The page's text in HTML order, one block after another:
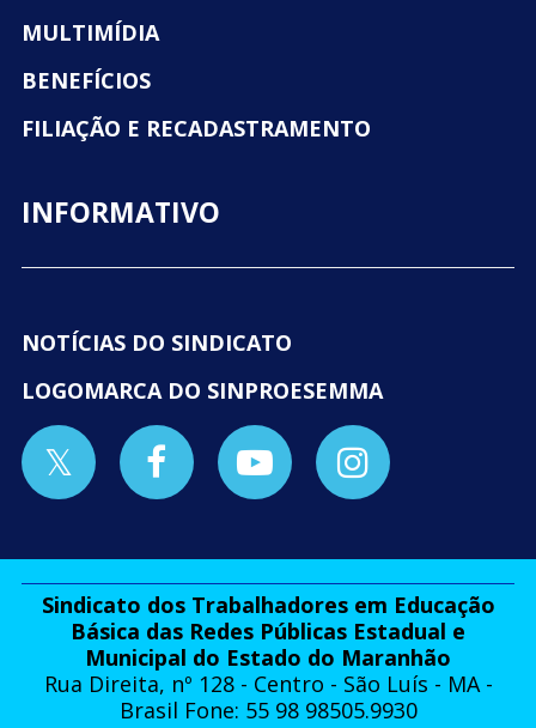
MULTIMÍDIA
BENEFÍCIOS
FILIAÇÃO E RECADASTRAMENTO
INFORMATIVO
NOTÍCIAS DO SINDICATO
LOGOMARCA DO SINPROESEMMA
Sindicato dos Trabalhadores em Educação
Básica das Redes Públicas Estadual e
Municipal do Estado do Maranhão
Rua Direita, nº 128 - Centro - São Luís - MA -
Brasil Fone: 55 98 98505.9930